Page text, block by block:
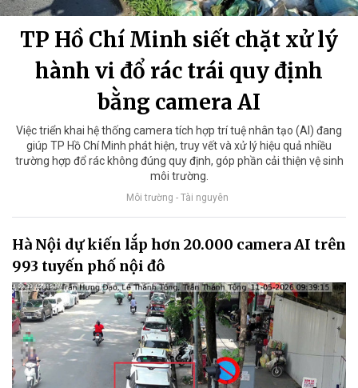
TP Hồ Chí Minh siết chặt xử lý
hành vi đổ rác trái quy định
bằng camera AI
Việc triển khai hệ thống camera tích hợp trí tuệ nhân tạo (AI) đang
giúp TP Hồ Chí Minh phát hiện, truy vết và xử lý hiệu quả nhiều
trường hợp đổ rác không đúng quy định, góp phần cải thiện vệ sinh
môi trường.
Môi trường - Tài nguyên
Hà Nội dự kiến lắp hơn 20.000 camera AI trên
993 tuyến phố nội đô